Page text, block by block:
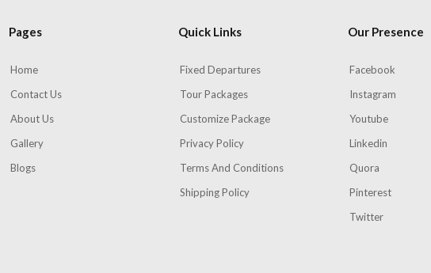
Pages
Home
Contact Us
About Us
Gallery
Blogs
Quick Links
Fixed Departures
Tour Packages
Customize Package
Privacy Policy
Terms And Conditions
Shipping Policy
Our Presence
Facebook
Instagram
Youtube
Linkedin
Quora
Pinterest
Twitter